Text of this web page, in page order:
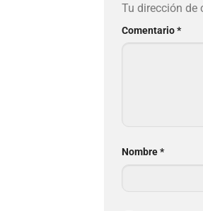
Tu dirección de
Comentario*
Nombre*